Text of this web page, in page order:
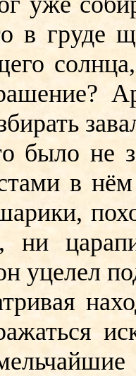
в груде
не
в
ни
уцелел